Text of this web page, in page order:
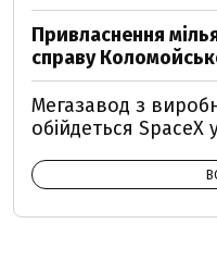
Привласнення
справу
Мегазавод з
обійдеться SpaceX